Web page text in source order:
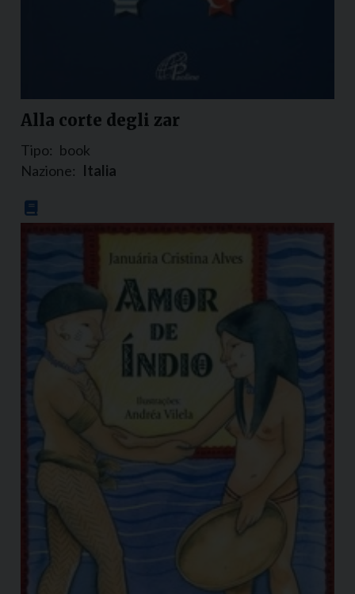
Alla corte degli zar
Tipo: book
Nazione: Italia